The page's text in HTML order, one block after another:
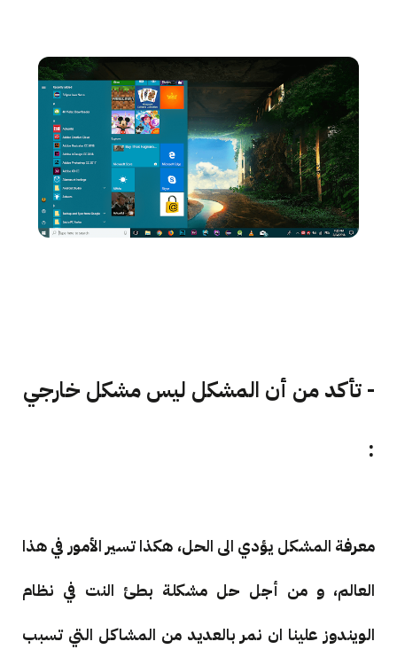
- تأكد من أن المشكل ليس مشكل خارجي
:
معرفة المشكل يؤدي الى الحل، هكذا تسير الأمور في هذا
العالم، و من أجل حل مشكلة بطئ النت في نظام
الويندوز علينا ان نمر بالعديد من المشاكل التي تسبب